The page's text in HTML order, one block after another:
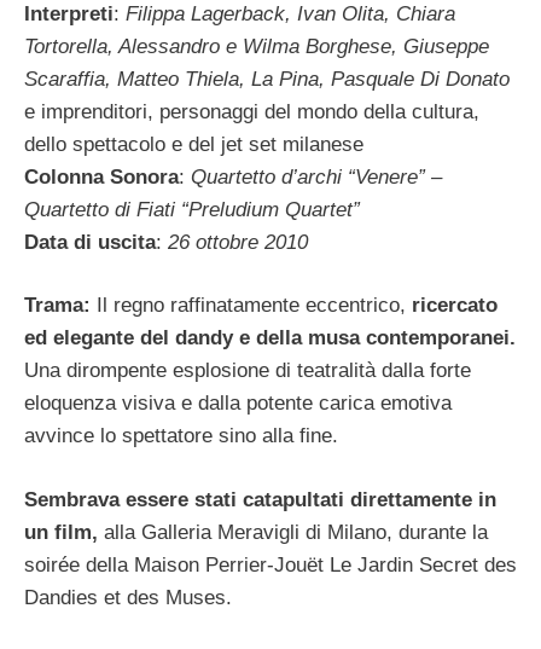
Interpreti: Filippa Lagerback, Ivan Olita, Chiara
Tortorella, Alessandro e Wilma Borghese, Giuseppe
Scaraffia, Matteo Thiela, La Pina, Pasquale Di Donato
e imprenditori, personaggi del mondo della cultura,
dello spettacolo e del jet set milanese
Colonna Sonora: Quartetto d’archi “Venere” –
Quartetto di Fiati “Preludium Quartet”
Data di uscita: 26 ottobre 2010
Trama: Il regno raffinatamente eccentrico, ricercato
ed elegante del dandy e della musa contemporanei.
Una dirompente esplosione di teatralità dalla forte
eloquenza visiva e dalla potente carica emotiva
avvince lo spettatore sino alla fine.
Sembrava essere stati catapultati direttamente in
un film, alla Galleria Meravigli di Milano, durante la
soirée della Maison Perrier-Jouët Le Jardin Secret des
Dandies et des Muses.